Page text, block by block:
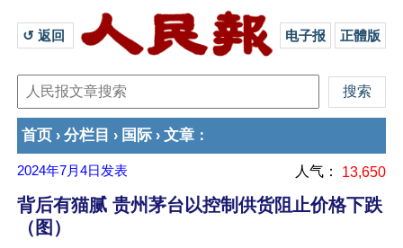
↺ 返回 电子报 正體版
首页 › 分栏目 › 国际 › 文章 ：
2024年7月4日 发表 人气： 13,650
背后有猫腻 贵州茅台以控制供货阻止价格下跌
（图）